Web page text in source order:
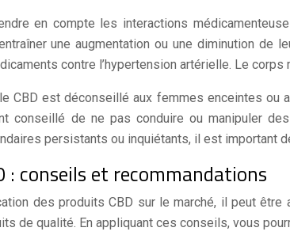
en compte les interactions
une augmentation ou une diminution
contre l’hypertension artérielle. Le
CBD est déconseillé aux femmes enceintes
conseillé de ne pas conduire ou manipuler
persistants ou inquiétants, il est important
: conseils et recommandations
des produits CBD sur le marché, il peut
de qualité. En appliquant ces conseils, vous